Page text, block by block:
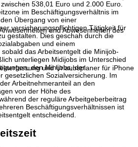
und Abwesenheiten des
und Urlaubsplaner für iPhone
538,01 Euro und 2.000 Euro.
im Beschäftigungsverhältnis im
Übergang von einer
versicherungspflichtigen Tätigkeit für
gestalten. Dies geschah durch die
und einem
das Arbeitsentgelt die Minijob-
unterliegen Midijobs im Unterschied
den Minijobs, der
gesetzlichen Sozialversicherung. Im
Arbeitnehmeranteil an den
von der Höhe des
der reguläre Arbeitgeberbeitrag
Beschäftigungsverhältnissen ist
entscheidend.